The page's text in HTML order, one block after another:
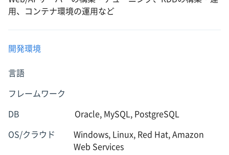
用、コンテナ環境の運用など
開発環境
言語
フレームワーク
DB Oracle, MySQL, PostgreSQL
OS/クラウド
Windows, Linux, Red Hat, Amazon
Web Services